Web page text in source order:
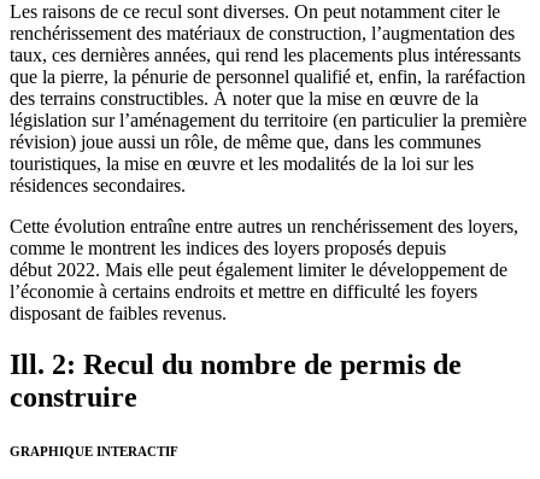
Les raisons de ce recul sont diverses. On peut notamment citer le
renchérissement des matériaux de construction, l’augmentation des
taux, ces dernières années, qui rend les placements plus intéressants
que la pierre, la pénurie de personnel qualifié et, enfin, la raréfaction
des terrains constructibles. À noter que la mise en œuvre de la
législation sur l’aménagement du territoire (en particulier la première
révision) joue aussi un rôle, de même que, dans les communes
touristiques, la mise en œuvre et les modalités de la loi sur les
résidences secondaires.
Cette évolution entraîne entre autres un renchérissement des loyers,
comme le montrent les indices des loyers proposés depuis
début 2022. Mais elle peut également limiter le développement de
l’économie à certains endroits et mettre en difficulté les foyers
disposant de faibles revenus.
Ill. 2: Recul du nombre de permis de
construire
GRAPHIQUE INTERACTIF